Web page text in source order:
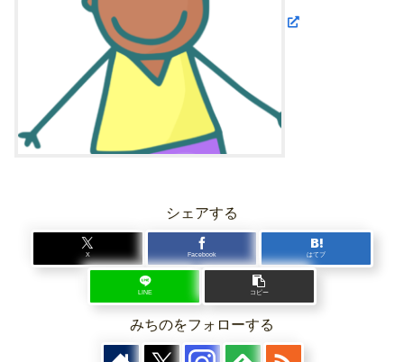
シェアする
X Facebook はてブ
LINE コピー
みちのをフォローする